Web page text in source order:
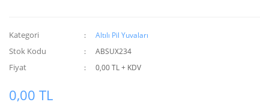
Kategori Altılı Pil Yuvaları
Stok Kodu ABSUX234
Fiyat 0,00 TL + KDV
0,00 TL